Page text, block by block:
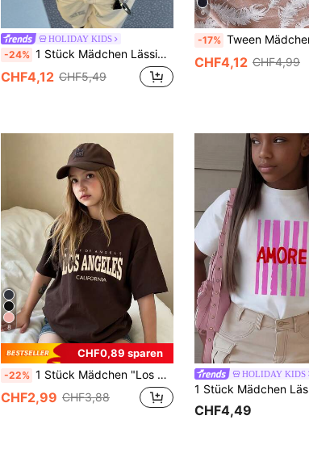
HOLIDAY KIDS
-24% 1 Stück Mädchen Lässig T-Shirt mit Buchstaben-Muster, rundem Ausschnitt und Kurzarm, Sommer Studentenmode - minimalistischer englischer Buchstaben-Stil T-Shirt, der Fantasie und Selbstausdruck inspiriert
CHF4,12 CHF5,49
6
-17% Tween Mädchen Teenager Französischer Vintage Quadratischer
CHF4,12 CHF4,99
8
CHF0,89 sparen
-22% 1 Stück Mädchen "Los Angeles" Buchstaben Buchstabe Muster Rundhals Kurzarm T-Shirt, bequemes weiches Pullover-Shirt, lässige modische Kinderkleidung, Mädchen Bekleidung
CHF2,99 CHF3,88
HOLIDAY KIDS
CHF4,49